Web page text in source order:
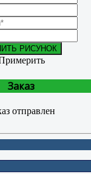
РИСУНОК
Заказ
отправлен